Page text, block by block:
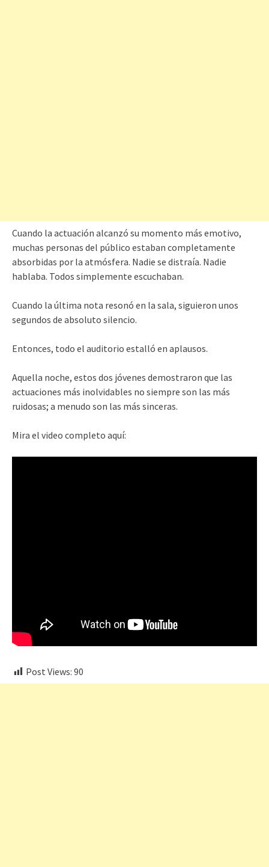
Cuando la actuación alcanzó su momento más emotivo,
muchas personas del público estaban completamente
absorbidas por la atmósfera. Nadie se distraía. Nadie
hablaba. Todos simplemente escuchaban.
Cuando la última nota resonó en la sala, siguieron unos
segundos de absoluto silencio.
Entonces, todo el auditorio estalló en aplausos.
Aquella noche, estos dos jóvenes demostraron que las
actuaciones más inolvidables no siempre son las más
ruidosas; a menudo son las más sinceras.
Mira el video completo aquí:
Post Views: 90